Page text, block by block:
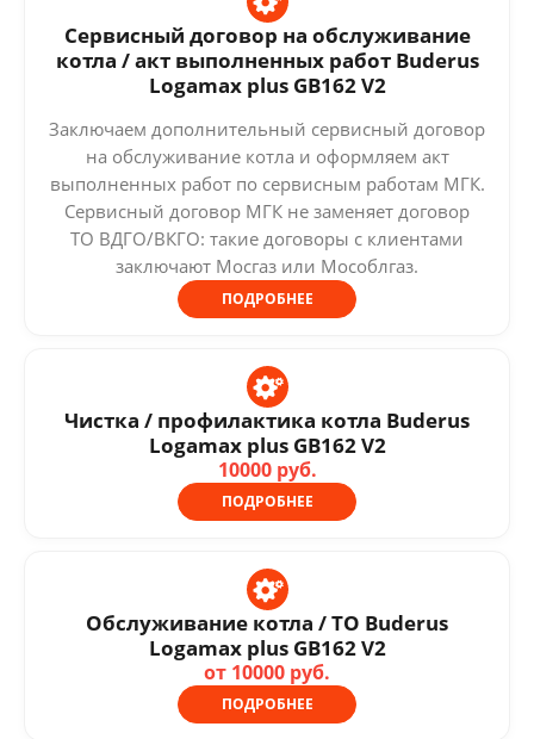
Сервисный договор на обслуживание
котла / акт выполненных работ Buderus
Logamax plus GB162 V2
Заключаем дополнительный сервисный договор
на обслуживание котла и оформляем акт
выполненных работ по сервисным работам МГК.
Сервисный договор МГК не заменяет договор
ТО ВДГО/ВКГО: такие договоры с клиентами
заключают Мосгаз или Мособлгаз.
ПОДРОБНЕЕ
Чистка / профилактика котла Buderus
Logamax plus GB162 V2
10000 руб.
ПОДРОБНЕЕ
Обслуживание котла / ТО Buderus
Logamax plus GB162 V2
от 10000 руб.
ПОДРОБНЕЕ